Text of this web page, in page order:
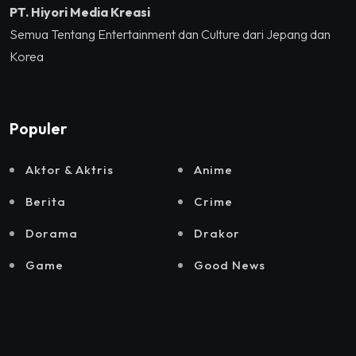
PT. Hiyori Media Kreasi
Semua Tentang Entertainment dan Culture dari Jepang dan
Korea
Populer
Aktor & Aktris Anime
Berita Crime
Dorama Drakor
Game Good News